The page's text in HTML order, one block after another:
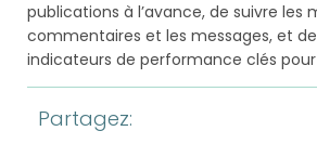
publications à l’avance, de suivre les
commentaires et les messages, et
indicateurs de performance clés pour
Partagez: